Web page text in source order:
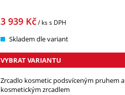
3 939Kč/ kss DPH
Skladem dle variant
VYBRAT VARIANTU
Zrcadlo kosmetic podsvíceným pruhem a
kosmetickým zrcadlem